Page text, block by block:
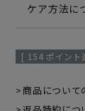
ケア方法に
[ 154 ポイント
商品について